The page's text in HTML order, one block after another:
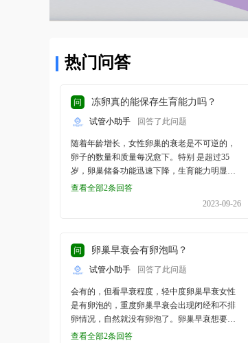
热门问答
问 冻卵真的能保存生育能力吗？
试管小助手 回答了此问题
随着年龄增长，女性卵巢的衰老是不可逆的，
卵子的数量和质量每况愈下。特别 是超过35
岁，卵巢储备功能迅速下降，生育能力明显减
弱。如果你也属于以下人群，现在则是冷冻卵
身体问题而选择冷冻卵子现有的最新冻卵技术
将卵子进行低温冷却，阻止卵子跟随发育进程
子至少可以保存十年。卵子解冻后仍具有受孕
能力，可形成健康胚胎，正常孕育宝宝。冻卵
前的准备提前了解冻卵前一定要做好充分的心
理准备和了解，理性判断和决定，确定百分之
查看全部2条回答
2023-09-26
问 卵巢早衰会有卵泡吗？
试管小助手 回答了此问题
会有的，但看早衰程度，轻中度卵巢早衰女性
是有卵泡的，重度卵巢早衰会出现闭经和不排
卵情况，自然就没有卵泡了。卵巢早衰想要怀
孕的女性可以通过干细胞干预卵巢早衰，提升
查看全部2条回答